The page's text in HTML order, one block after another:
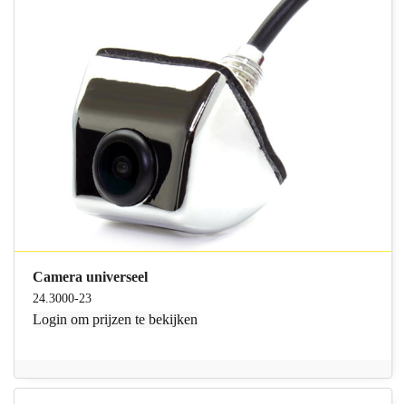
Camera universeel
24.3000-23
Login om prijzen te bekijken